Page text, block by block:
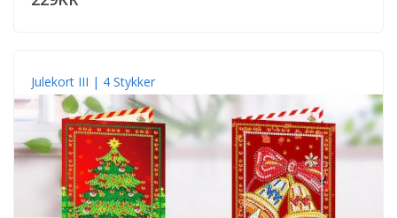
Julekort III | 4 Stykker